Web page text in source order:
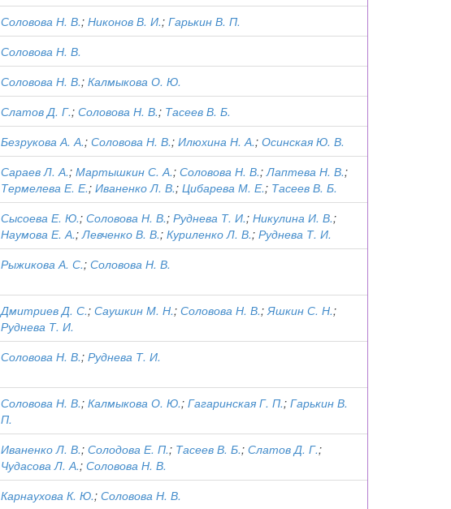
Соловова Н. В.; Никонов В. И.; Гарькин В. П.
Соловова Н. В.
Соловова Н. В.; Калмыкова О. Ю.
Слатов Д. Г.; Соловова Н. В.; Тасеев В. Б.
Безрукова А. А.; Соловова Н. В.; Илюхина Н. А.; Осинская Ю. В.
Сараев Л. А.; Мартышкин С. А.; Соловова Н. В.;Лаптева Н. В.;
Термелева Е. Е.; Иваненко Л. В.; Цибарева М. Е.; Тасеев В. Б.
Сысоева Е. Ю.; Соловова Н. В.; Руднева Т. И.; Никулина И. В.;
Наумова Е. А.;Левченко В. В.; Куриленко Л. В.; Руднева Т. И.
Рыжикова А. С.; Соловова Н. В.
Дмитриев Д. С.; Саушкин М. Н.; Соловова Н. В.;Яшкин С. Н.;
Руднева Т. И.
Соловова Н. В.; Руднева Т. И.
Соловова Н. В.; Калмыкова О. Ю.; Гагаринская Г. П.; Гарькин В.
П.
Иваненко Л. В.; Солодова Е. П.; Тасеев В. Б.; Слатов Д. Г.;
Чудасова Л. А.; Соловова Н. В.
Карнаухова К. Ю.; Соловова Н. В.